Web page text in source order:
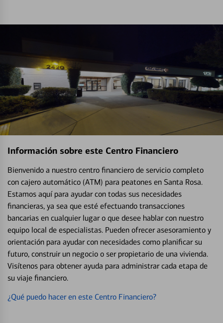
Información sobre este Centro Financiero
Bienvenido a nuestro centro financiero de servicio completo
con cajero automático (ATM) para peatones en Santa Rosa.
Estamos aquí para ayudar con todas sus necesidades
financieras, ya sea que esté efectuando transacciones
bancarias en cualquier lugar o que desee hablar con nuestro
equipo local de especialistas. Pueden ofrecer asesoramiento y
orientación para ayudar con necesidades como planificar su
futuro, construir un negocio o ser propietario de una vivienda.
Visítenos para obtener ayuda para administrar cada etapa de
su viaje financiero.
¿Qué puedo hacer en este Centro Financiero?